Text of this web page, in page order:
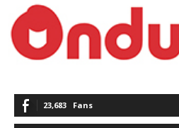
23,683 Fans